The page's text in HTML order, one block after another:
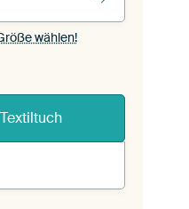
wählen!